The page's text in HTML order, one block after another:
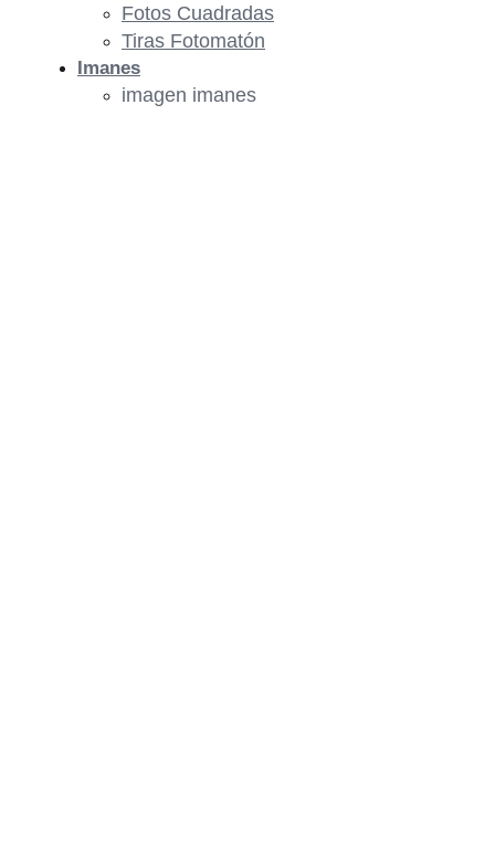
Fotos Cuadradas
Tiras Fotomatón
Imanes
imagen imanes